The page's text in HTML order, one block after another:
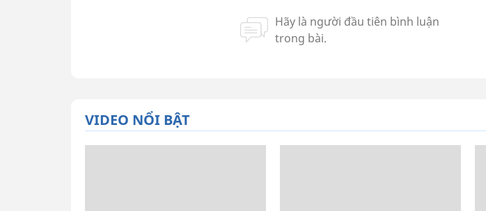
VIDEO NỔI BẬT